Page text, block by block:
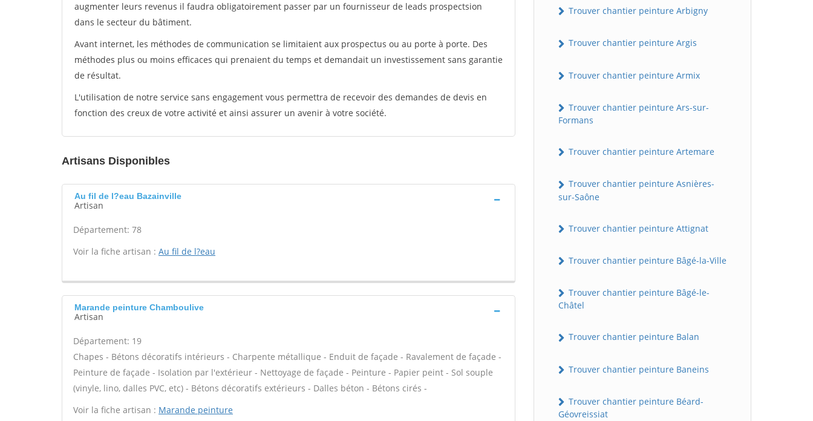
augmenter leurs revenus il faudra obligatoirement passer par un fournisseur de leads prospectsion
dans le secteur du bâtiment.
Avant internet, les méthodes de communication se limitaient aux prospectus ou au porte à porte. Des
méthodes plus ou moins efficaces qui prenaient du temps et demandait un investissement sans garantie
de résultat.
L'utilisation de notre service sans engagement vous permettra de recevoir des demandes de devis en
fonction des creux de votre activité et ainsi assurer un avenir à votre société.
Artisans Disponibles
Au fil de l?eau Bazainville
Artisan
Département: 78
Voir la fiche artisan : Au fil de l?eau
Marande peinture Chamboulive
Artisan
Département: 19
Chapes - Bétons décoratifs intérieurs - Charpente métallique - Enduit de façade - Ravalement de façade -
Peinture de façade - Isolation par l'extérieur - Nettoyage de façade - Peinture - Papier peint - Sol souple
(vinyle, lino, dalles PVC, etc) - Bétons décoratifs extérieurs - Dalles béton - Bétons cirés -
Voir la fiche artisan : Marande peinture
Trouver chantier peinture Arbigny
Trouver chantier peinture Argis
Trouver chantier peinture Armix
Trouver chantier peinture Ars-sur-
Formans
Trouver chantier peinture Artemare
Trouver chantier peinture Asnières-
sur-Saône
Trouver chantier peinture Attignat
Trouver chantier peinture Bâgé-la-Ville
Trouver chantier peinture Bâgé-le-
Châtel
Trouver chantier peinture Balan
Trouver chantier peinture Baneins
Trouver chantier peinture Béard-
Géovreissiat